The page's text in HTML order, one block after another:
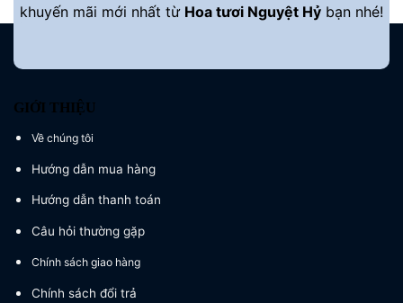
khuyến mãi mới nhất từ Hoa tươi Nguyệt Hỷ bạn nhé!
GIỚI THIỆU
Về chúng tôi
Hướng dẫn mua hàng
Hướng dẫn thanh toán
Câu hỏi thường gặp
Chính sách giao hàng
Chính sách đổi trả